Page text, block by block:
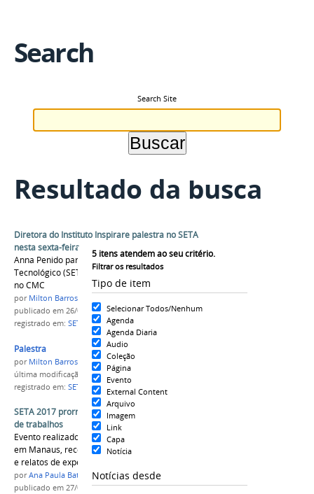
Search
Search Site
Resultado da busca
5 itens atendem ao seu critério.
Filtrar os resultados
Tipo de item
Selecionar Todos/Nenhum
Agenda
Agenda Diaria
Audio
Coleção
Página
Evento
External Content
Arquivo
Imagem
Link
Capa
Notícia
Notícias desde
Diretora do Instituto Inspirare palestra no SETA
nesta sexta-feira
Anna Penido participa do Simpósio em Ensino
Tecnológico (SETA 2017) no dia 29 de setembro
no CMC
por Milton Barros
publicado em 26/09/2017
registrado em: SETA 2017
Palestra
por Milton Barros
última modificação
em 26/09/2017 11h48
registrado em: SETA 2017
SETA 2017 prorroga inscrições para submissão
de trabalhos
Evento realizado nos dias 28 e 29 de setembro,
em Manaus, recebe trabalhos (artigos completo
e relatos de experiências) até 14 de julho
porAna Paula Batista
publicado em 27/06/2017